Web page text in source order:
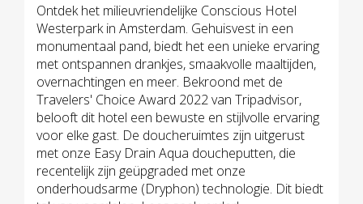
Ontdek het milieuvriendelijke Conscious Hotel
Westerpark in Amsterdam. Gehuisvest in een
monumentaal pand, biedt het een unieke ervaring
met ontspannen drankjes, smaakvolle maaltijden,
overnachtingen en meer. Bekroond met de
Travelers' Choice Award 2022 van Tripadvisor,
belooft dit hotel een bewuste en stijlvolle ervaring
voor elke gast. De doucheruimtes zijn uitgerust
met onze Easy Drain Aqua doucheputten, die
recentelijk zijn geüpgraded met onze
onderhoudsarme (Dryphon) technologie. Dit biedt